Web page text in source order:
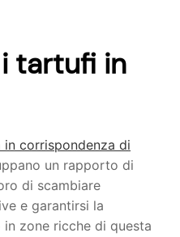
tartufi in
corrispondenza di
un rapporto di
di scambiare
e garantirsi la
zone ricche di questa